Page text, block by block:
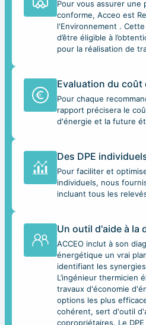
Pour vous assurer une
conforme, Acceo est
l'Environnement .
d’être éligible à
pour la réalisation de
Evaluation du coût
Pour chaque
rapport précisera le
d'énergie et la future
Des DPE
Pour faciliter et
individuels, nous
incluant tous les
Un outil d'aide à la
ACCEO inclut à son
énergétique un vrai
identifiant les
L’ingénieur thermicien
travaux d'économie
options les plus
cohérent, sert d'outil
copropriétaires. Le